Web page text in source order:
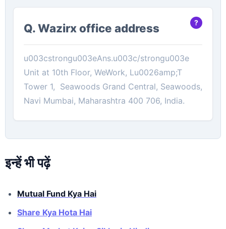
Q. Wazirx office address
u003cstrongu003eAns.u003c/strongu003e
Unit at 10th Floor, WeWork, Lu0026amp;T
Tower 1, Seawoods Grand Central, Seawoods,
Navi Mumbai, Maharashtra 400 706, India.
इन्हें भी पढ़ें
Mutual Fund Kya Hai
Share Kya Hota Hai